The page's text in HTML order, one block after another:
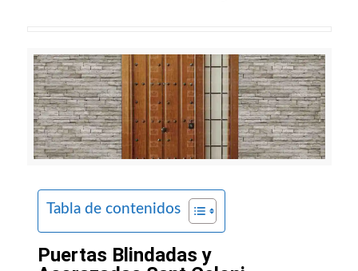
Tabla de contenidos
Puertas Blindadas y